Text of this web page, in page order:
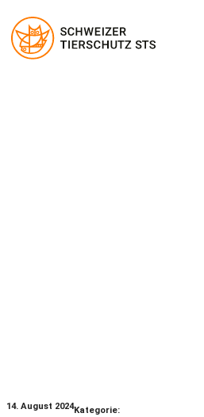
14. August 2024Kategorie: